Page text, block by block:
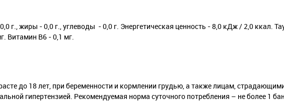
г., жиры - 0,0 г., углеводы - 0,0 г. Энергетическая ценность - 8,0 кДж / 2,0 ккал.
Витамин В6 - 0,1 мг.
до 18 лет, при беременности и кормлении грудью, а также лицам,
гипертензией. Рекомендуемая норма суточного потребления – не более 1